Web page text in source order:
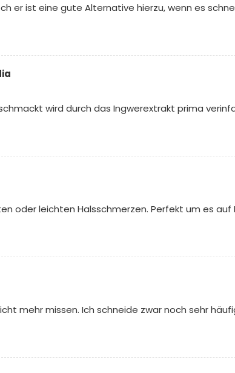
er ist eine gute Alternative hierzu, wenn es
wird durch das Ingwerextrakt prima
oder leichten Halsschmerzen. Perfekt um es
mehr missen. Ich schneide zwar noch sehr